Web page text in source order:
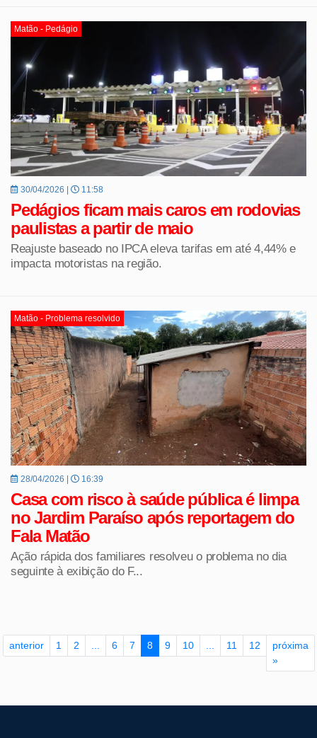
Matão - Pedágio
30/04/2026 | 11:58
Pedágios ficam mais caros em rodovias
paulistas a partir de maio
Reajuste baseado no IPCA eleva tarifas em até 4,44% e
impacta motoristas na região.
Matão - Problema resolvido
28/04/2026 | 16:39
Casa com risco à saúde pública é limpa
no Jardim Paraíso após reportagem do
Fala Matão
Ação rápida dos familiares resolveu o problema no dia
seguinte à exibição do F...
anterior 1 2 ... 6 7 8 9 10 ... 11 12
próxima
»